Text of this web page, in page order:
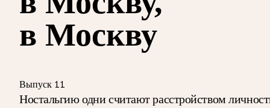
в Москву
Выпуск 11
Ностальгию одни считают расстройством